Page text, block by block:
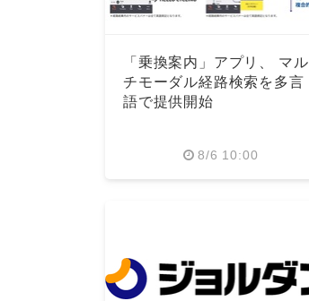
「乗換案内」アプリ、 マル
チモーダル経路検索を多言
語で提供開始
8/6 10:00